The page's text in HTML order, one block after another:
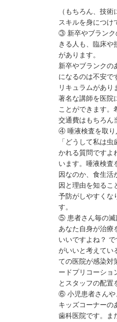
（もちろん、技
スキルを身につけ
③ 新卒やブランク
きる人も、臨床や
があります。
新卒やブランクの
になるのは不安で
リキュラムがあり
著名な講師を医院
ことができます。
交通費はもちろん
④ 唾液検査を取り
「どうして私は
かれる質問ですよ
います。唾液検査
因なのか、食生活
因と理由を知るこ
予防がしやすくな
す。
⑤ 患者さん毎の滅
あなた自身が治療
いいですよね？
がいいと考えてい
ての医院が感染対
ードプリコーショ
とスタッフの配置
⑥ 小児患者さんや
キッズコーナーの
歯科医院です。ま